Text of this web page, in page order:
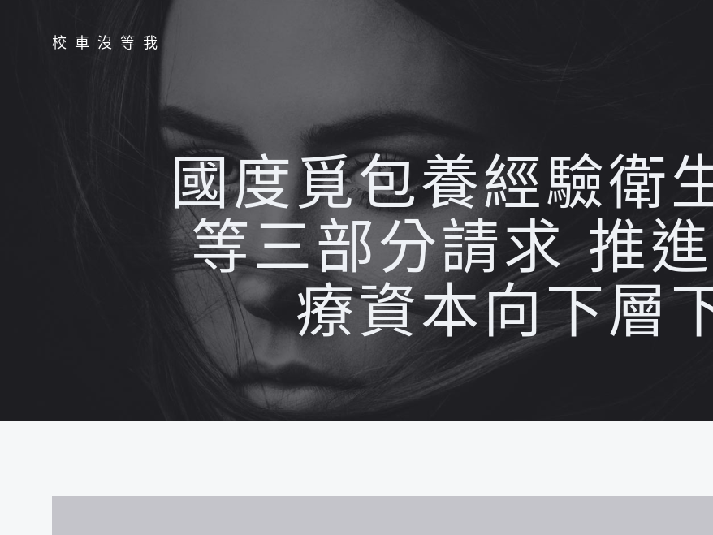
校車沒等我
國度覓包養經驗衛
等三部分請求 推
療資本向下層